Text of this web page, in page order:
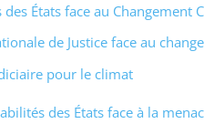
États face au Changement
de Justice face au
pour le climat
des États face à la